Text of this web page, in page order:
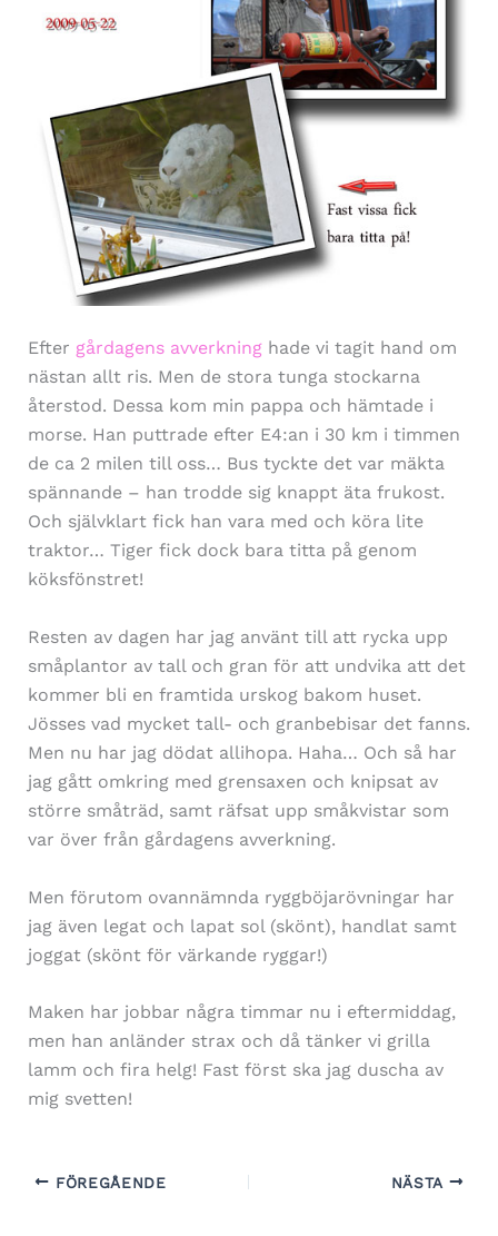
Efter gårdagens avverkning hade vi tagit hand om
nästan allt ris. Men de stora tunga stockarna
återstod. Dessa kom min pappa och hämtade i
morse. Han puttrade efter E4:an i 30 km i timmen
de ca 2 milen till oss… Bus tyckte det var mäkta
spännande – han trodde sig knappt äta frukost.
Och självklart fick han vara med och köra lite
traktor… Tiger fick dock bara titta på genom
köksfönstret!
Resten av dagen har jag använt till att rycka upp
småplantor av tall och gran för att undvika att det
kommer bli en framtida urskog bakom huset.
Jösses vad mycket tall- och granbebisar det fanns.
Men nu har jag dödat allihopa. Haha… Och så har
jag gått omkring med grensaxen och knipsat av
större småträd, samt räfsat upp småkvistar som
var över från gårdagens avverkning.
Men förutom ovannämnda ryggböjarövningar har
jag även legat och lapat sol (skönt), handlat samt
joggat (skönt för värkande ryggar!)
Maken har jobbar några timmar nu i eftermiddag,
men han anländer strax och då tänker vi grilla
lamm och fira helg! Fast först ska jag duscha av
mig svetten!
FÖREGÅENDE NÄSTA